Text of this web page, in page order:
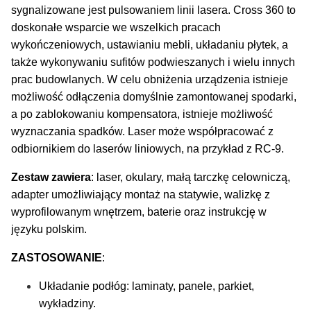
sygnalizowane jest pulsowaniem linii lasera. Cross 360 to
doskonałe wsparcie we wszelkich pracach
wykończeniowych, ustawianiu mebli, układaniu płytek, a
także wykonywaniu sufitów podwieszanych i wielu innych
prac budowlanych. W celu obniżenia urządzenia istnieje
możliwość odłączenia domyślnie zamontowanej spodarki,
a po zablokowaniu kompensatora, istnieje możliwość
wyznaczania spadków. Laser może współpracować z
odbiornikiem do laserów liniowych, na przykład z RC-9.
Zestaw zawiera: laser, okulary, małą tarczkę celowniczą,
adapter umożliwiający montaż na statywie, walizkę z
wyprofilowanym wnętrzem, baterie oraz instrukcję w
języku polskim.
ZASTOSOWANIE:
Układanie podłóg: laminaty, panele, parkiet,
wykładziny.